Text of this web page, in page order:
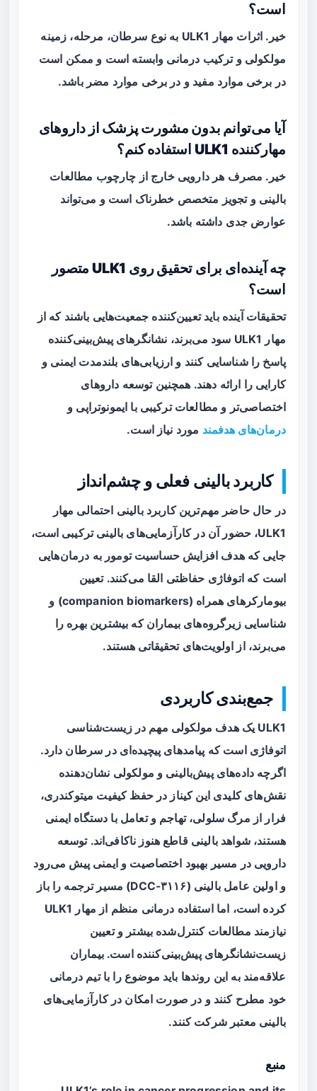
است؟
خیر. اثرات مهار ULK1 به نوع سرطان، مرحله، زمینه
مولکولی و ترکیب درمانی وابسته است و ممکن است
در برخی موارد مفید و در برخی موارد مضر باشد.
آیا می‌توانم بدون مشورت پزشک از داروهای
مهارکننده ULK1 استفاده کنم؟
خیر. مصرف هر دارویی خارج از چارچوب مطالعات
بالینی و تجویز متخصص خطرناک است و می‌تواند
عوارض جدی داشته باشد.
چه آینده‌ای برای تحقیق روی ULK1 متصور
است؟
تحقیقات آینده باید تعیین‌کننده جمعیت‌هایی باشند که از
مهار ULK1 سود می‌برند، نشانگرهای پیش‌بینی‌کننده
پاسخ را شناسایی کنند و ارزیابی‌های بلندمدت ایمنی و
کارایی را ارائه دهند. همچنین توسعه داروهای
اختصاصی‌تر و مطالعات ترکیبی با ایمونوتراپی و
درمان‌های هدفمند مورد نیاز است.
کاربرد بالینی فعلی و چشم‌انداز
در حال حاضر مهم‌ترین کاربرد بالینی احتمالی مهار
ULK1، حضور آن در کارآزمایی‌های بالینی ترکیبی است،
جایی که هدف افزایش حساسیت تومور به درمان‌هایی
است که اتوفاژی حفاظتی القا می‌کنند. تعیین
بیومارکرهای همراه (companion biomarkers) و
شناسایی زیرگروه‌های بیماران که بیشترین بهره را
می‌برند، از اولویت‌های تحقیقاتی هستند.
جمع‌بندی کاربردی
ULK1 یک هدف مولکولی مهم در زیست‌شناسی
اتوفاژی است که پیامدهای پیچیده‌ای در سرطان دارد.
اگرچه داده‌های پیش‌بالینی و مولکولی نشان‌دهنده
نقش‌های کلیدی این کیناز در حفظ کیفیت میتوکندری،
فرار از مرگ سلولی، تهاجم و تعامل با دستگاه ایمنی
هستند، شواهد بالینی قاطع هنوز ناکافی‌اند. توسعه
دارویی در مسیر بهبود اختصاصیت و ایمنی پیش می‌رود
و اولین عامل بالینی (DCC-۳۱۱۶) مسیر ترجمه را باز
کرده است، اما استفاده درمانی منظم از مهار ULK1
نیازمند مطالعات کنترل‌شده بیشتر و تعیین
زیست‌نشانگرهای پیش‌بینی‌کننده است. بیماران
علاقه‌مند به این روندها باید موضوع را با تیم درمانی
خود مطرح کنند و در صورت امکان در کارآزمایی‌های
بالینی معتبر شرکت کنند.
منبع